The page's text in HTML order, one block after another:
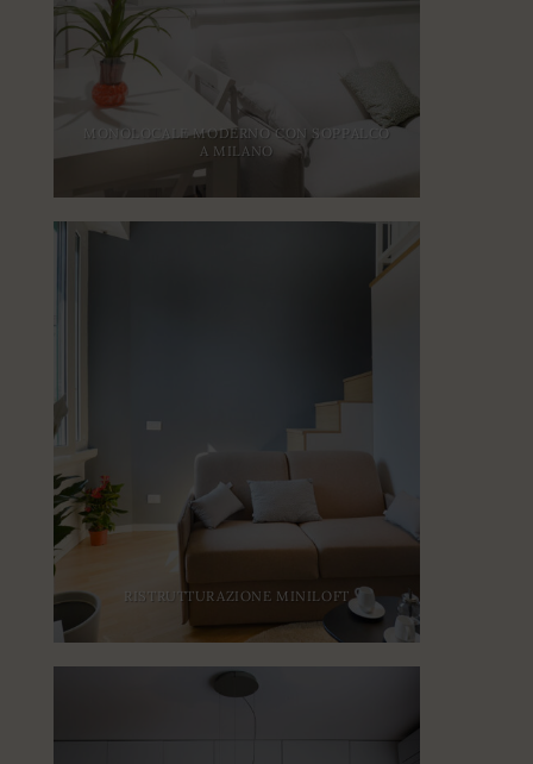
MONOLOCALE MODERNO CON SOPPALCO
A MILANO
RISTRUTTURAZIONE MINILOFT